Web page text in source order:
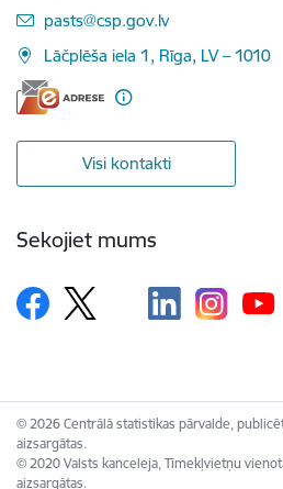
E-pasts:
pasts@csp.gov.lv
Lāčplēša iela 1, Rīga, LV – 1010
Visi kontakti
Sekojiet mums
© 2026 Centrālā statistikas pārvalde,
aizsargātas.
© 2020 Valsts kanceleja, Tīmekļvietņu
aizsargātas.